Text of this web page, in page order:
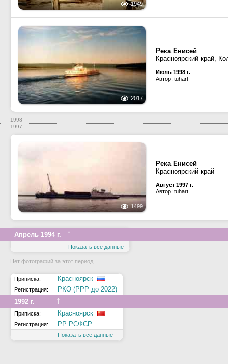
1949
2017
Река Енисей
Красноярский край,
Июль 1998 г.
Автор: tuhart
1998
1997
1499
Река Енисей
Красноярский край
Август 1997 г.
Автор: tuhart
Апрель 1994 г. ↑
Показать все данные
Нет фотографий за этот период
Приписка: Красноярск
Регистрация:
РКО (РРР до 2022)
1992 г.
↑
Приписка: Красноярск
Регистрация: РР РСФСР
Показать все данные